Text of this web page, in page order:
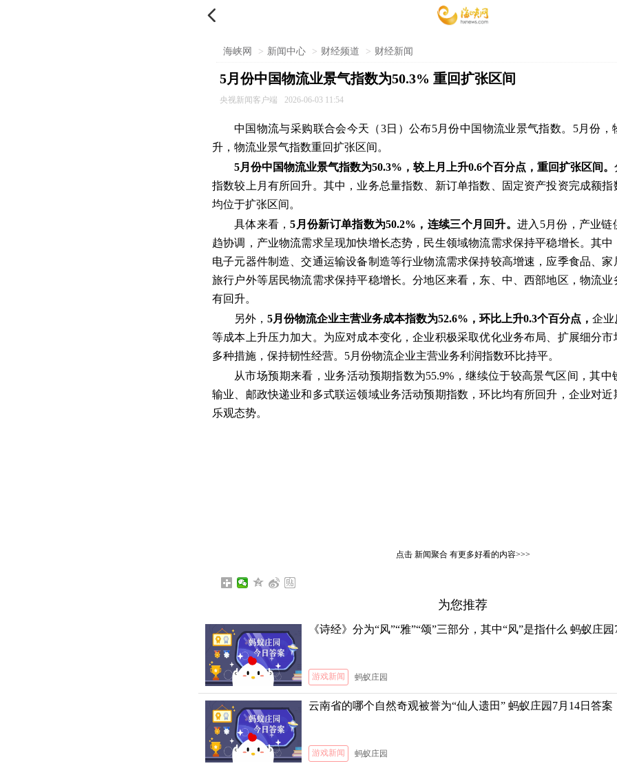

海峡网 > 新闻中心 > 财经频道 > 财经新闻
5月份中国物流业景气指数为50.3% 重回扩张区间
央视新闻客户端 2026-06-03 11:54
中国物流与采购联合会今天（3日）公布5月份中国物流业景气指数。5月份，
升，物流业景气指数重回扩张区间。
5月份中国物流业景气指数为50.3%，较上月上升0.6个百分点，重回扩张区间。
指数较上月有所回升。其中，业务总量指数、新订单指数、固定资产投资完成额
均位于扩张区间。
具体来看，5月份新订单指数为50.2%，连续三个月回升。进入5月份，产业链
趋协调，产业物流需求呈现加快增长态势，民生领域物流需求保持平稳增长。其中
电子元器件制造、交通运输设备制造等行业物流需求保持较高增速，应季食品、家
旅行户外等居民物流需求保持平稳增长。分地区来看，东、中、西部地区，物流业
有回升。
另外， 5月份物流企业主营业务成本指数为52.6%，环比上升0.3个百分点， 企业
等成本上升压力加大。为应对成本变化，企业积极采取优化业务布局、扩展细分
多种措施，保持韧性经营。5月份物流企业主营业务利润指数环比持平。
从市场预期来看，业务活动预期指数为55.9%，继续位于较高景气区间，其中
输业、邮政快递业和多式联运领域业务活动预期指数，环比均有所回升，企业对近
乐观态势。
点击 新闻聚合有更多好看的内容>>>
为您推荐
《诗经》分为“风”“雅”“颂”三部分，其中“风”是指什么 蚂蚁庄
游戏新闻 蚂蚁庄园
云南省的哪个自然奇观被誉为“仙人遗田” 蚂蚁庄园7月14日答案
游戏新闻 蚂蚁庄园